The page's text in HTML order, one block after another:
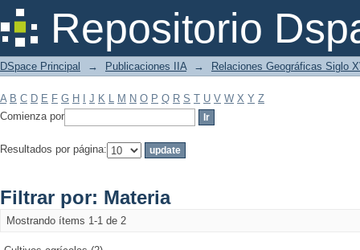
Repositorio
Filtrar por: Materia
DSpace Principal → Publicaciones IIA → Relaciones Geográficas Siglo
A B C D E F G H J K L M N O P Q R S T U V W X Y Z
Comienza por
Resultados por página:
Filtrar por: Materia
Mostrando ítems 1-1 de 2